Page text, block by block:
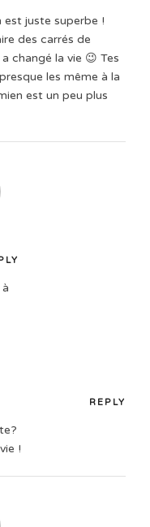
est juste superbe !
des carrés de
changé la vie 😉 Tes
les même à la
est un peu plus
REPLY
!